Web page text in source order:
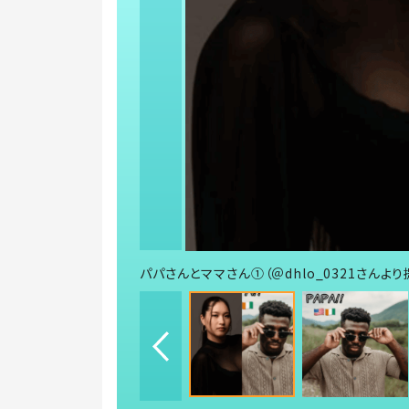
パパさんとママさん➀（＠dhlo_0321さんより